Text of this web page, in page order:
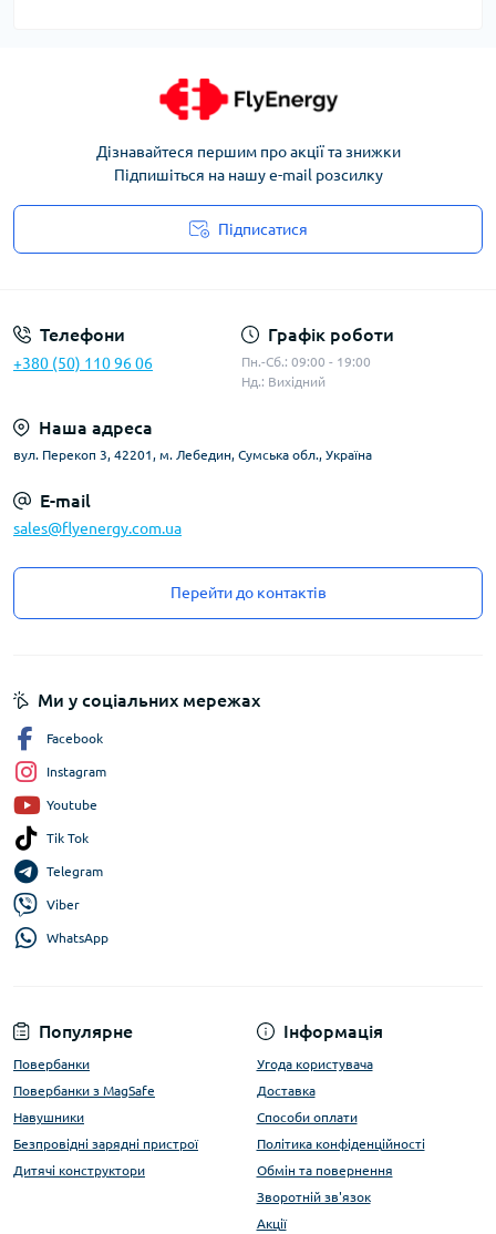
Дізнавайтеся першим про акції та знижки
Підпишіться на нашу e-mail розсилку
Підписатися
Телефони
+380 (50) 110 96 06
Графік роботи
Пн.-Сб.: 09:00 - 19:00
Нд.: Вихідний
Наша адреса
вул. Перекоп 3, 42201, м. Лебедин, Сумська обл., Україна
E-mail
sales@flyenergy.com.ua
Перейти до контактів
Популярне
Повербанки
Повербанки з MagSafe
Навушники
Безпровідні зарядні пристрої
Дитячі конструктори
Інформація
Угода користувача
Доставка
Способи оплати
Політика конфіденційності
Обмін та повернення
Зворотній зв'язок
Акції
Ми у соціальних мережах
Facebook
Instagram
Youtube
Tik Tok
Telegram
Viber
WhatsApp